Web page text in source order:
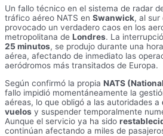
Un fallo técnico en el sistema de radar
tráfico aéreo NATS en Swanwick, al sur
provocado un verdadero caos en los
metropolitana de Londres. La
25 minutos, se produjo durante una
aérea, afectando de inmediato las
aeródromos más transitados de Europa.
Según confirmó la propia NATS
fallo impidió momentáneamente la
aéreas, lo que obligó a las autoridades a
vuelos y suspender temporalmente
Aunque el servicio ya ha sido
continúan afectando a miles de